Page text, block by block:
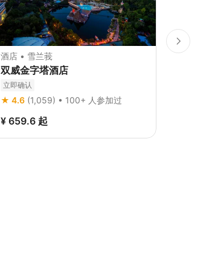
酒店 • 雪兰莪
双威金字塔酒店
立即确认
★ 4.6 (1,059) • 100+ 人参加过
¥ 659.6 起